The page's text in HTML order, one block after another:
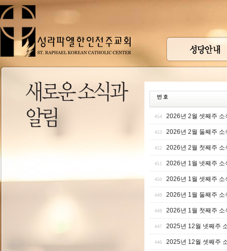
454 2026년 2월 셋째주 소
453 2026년 2월 둘째주 소
452 2026년 2월 첫째주 소
451 2026년 1월 넷째주 소
450 2026년 1월 셋째주 소
449 2026년 1월 둘째주 소
448 2026년 1월 첫째주 소
447 2025년 12월 넷째주
446 2025년 12월 셋째주